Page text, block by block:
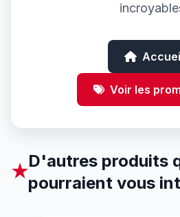
Voir les
★
D'autres produits
pourraient vous